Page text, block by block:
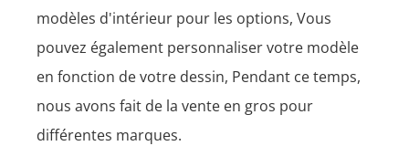
modèles d'intérieur pour les options, Vous
pouvez également personnaliser votre modèle
en fonction de votre dessin, Pendant ce temps,
nous avons fait de la vente en gros pour
différentes marques.